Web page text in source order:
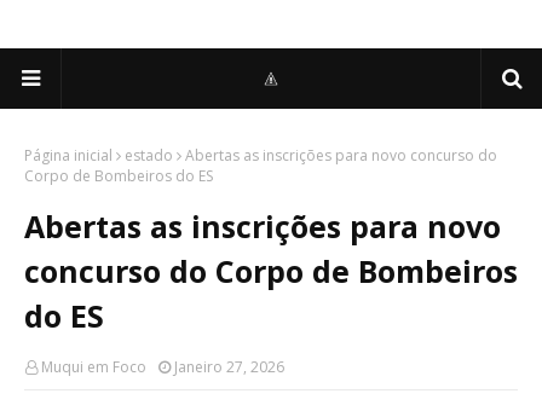
Página inicial estado
Abertas as inscrições para novo concurso do
Corpo de Bombeiros do ES
Abertas as inscrições para novo
concurso do Corpo de Bombeiros
do ES
Muqui em Foco Janeiro 27, 2026